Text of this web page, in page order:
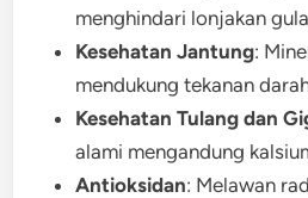
menghindari lonjakan
Kesehatan Jantung:
mendukung tekanan
Kesehatan Tulang dan
alami mengandung
Antioksidan: Melawan